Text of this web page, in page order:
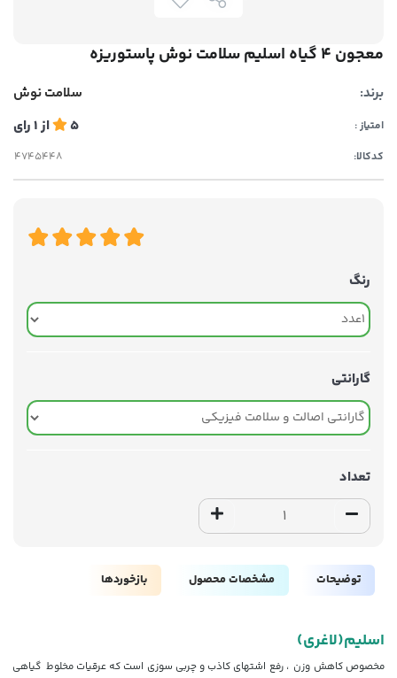
معجون 4 گیاه اسلیم سلامت نوش پاستوریزه
برند: سلامت نوش
امتیاز : 5 از1رای
کدکالا:
رنگ
گارانتی
تعداد
توضیحات مشخصات محصول بازخوردها
اسلیم(لاغری)
مخصوص کاهش وزن ، رفع اشتهای کاذب و چربی سوزی است که عرقیات مخلوط گیاهی